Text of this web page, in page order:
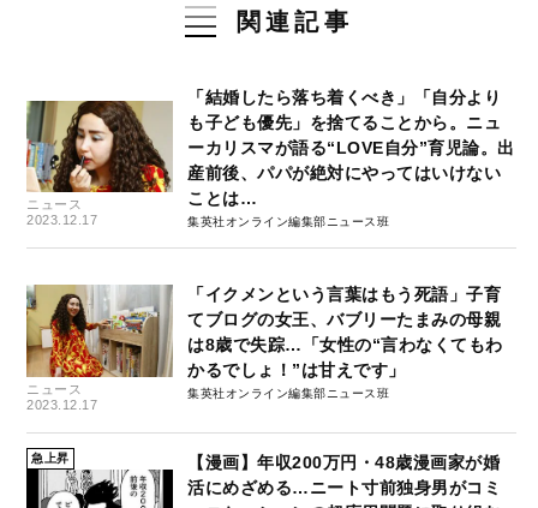
関連記事
ニュース
2023.12.17
「結婚したら落ち着くべき」「自分より
も子ども優先」を捨てることから。ニュ
ーカリスマが語る“LOVE自分”育児論。出
産前後、パパが絶対にやってはいけない
ことは…
集英社オンライン編集部ニュース班
ニュース
2023.12.17
「イクメンという言葉はもう死語」子育
てブログの女王、バブリーたまみの母親
は8歳で失踪…「女性の“言わなくてもわ
かるでしょ！”は甘えです」
集英社オンライン編集部ニュース班
急上昇
【漫画】年収200万円・48歳漫画家が婚
活にめざめる…ニート寸前独身男がコミ